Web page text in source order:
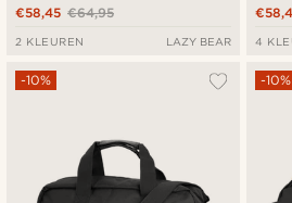
€64,95
€58,45
2 KLEUREN LAZY BEAR 4
-10% -10%